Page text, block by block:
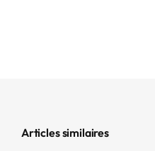
Articles similaires